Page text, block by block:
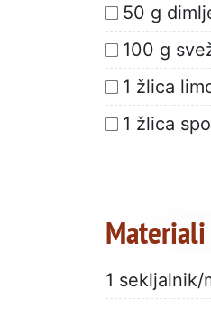
50 g
100 g
1 žlica
1 žlica
Materiali
1 sekljalnik/